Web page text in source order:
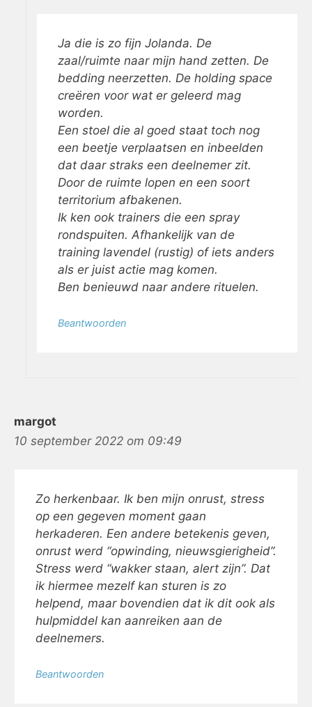
Ja die is zo fijn Jolanda. De
zaal/ruimte naar mijn hand zetten. De
bedding neerzetten. De holding space
creëren voor wat er geleerd mag
worden.
Een stoel die al goed staat toch nog
een beetje verplaatsen en inbeelden
dat daar straks een deelnemer zit.
Door de ruimte lopen en een soort
territorium afbakenen.
Ik ken ook trainers die een spray
rondspuiten. Afhankelijk van de
training lavendel (rustig) of iets anders
als er juist actie mag komen.
Ben benieuwd naar andere rituelen.
Beantwoorden
margot
10 september 2022 om 09:49
Zo herkenbaar. Ik ben mijn onrust, stress
op een gegeven moment gaan
herkaderen. Een andere betekenis geven,
onrust werd “opwinding, nieuwsgierigheid”.
Stress werd “wakker staan, alert zijn”. Dat
ik hiermee mezelf kan sturen is zo
helpend, maar bovendien dat ik dit ook als
hulpmiddel kan aanreiken aan de
deelnemers.
Beantwoorden